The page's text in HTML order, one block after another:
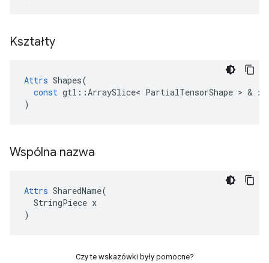
Kształty
Attrs Shapes(
const gtl ::ArraySlice< PartialTensorShape > & x
)
Wspólna nazwa
Attrs SharedName(
  StringPiece x
)
Czy te wskazówki były pomocne?